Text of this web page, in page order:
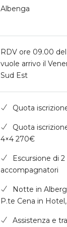
Albenga
RDV ore 09.00
vuole arrivo il
Sud Est
Quota
Quota
4×4 270€
Escursione di
accompagnatori
Notte in
P.te Cena in
Assistenza e